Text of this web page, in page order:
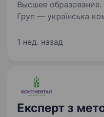
Высшее образование. Контінентал Фармерз
Груп — українська
в
1 нед. назад
Експерт з